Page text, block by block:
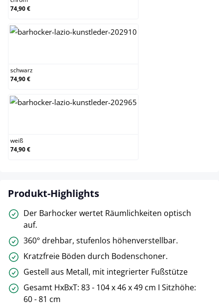
74,90 €
schwarz
74,90 €
weiß
74,90 €
Produkt-Highlights
Der Barhocker wertet Räumlichkeiten optisch
auf.
360° drehbar, stufenlos höhenverstellbar.
Kratzfreie Böden durch Bodenschoner.
Gestell aus Metall, mit integrierter Fußstütze
Gesamt HxBxT: 83 - 104 x 46 x 49 cm I Sitzhöhe:
60 - 81 cm